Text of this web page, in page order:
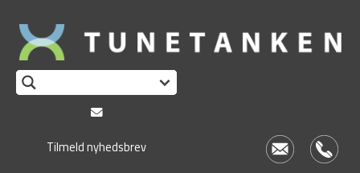
Tilmeld nyhedsbrev